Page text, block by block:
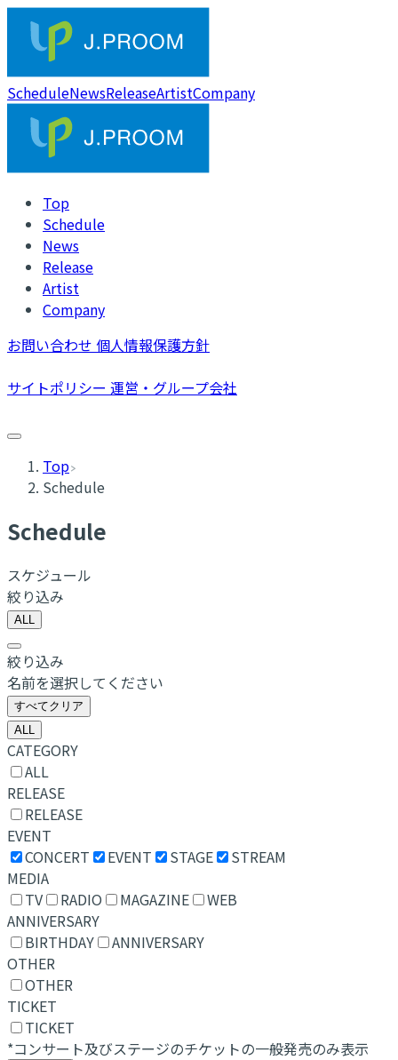
ScheduleNewsReleaseArtistCompany
Top
Schedule
News
Release
Artist
Company
お問い合わせ 個人情報保護方針
サイトポリシー 運営・グループ会社
Top
Schedule
Schedule
スケジュール
絞り込み
ALL
絞り込み
名前を選択してください
すべてクリア
ALL
CATEGORY
ALL
RELEASE
RELEASE
EVENT
CONCERT
EVENT STAGE
STREAM
MEDIA
TV
RADIO MAGAZINE
WEB
ANNIVERSARY
BIRTHDAY
ANNIVERSARY
OTHER
OTHER
TICKET
TICKET
*コンサート及びステージのチケットの一般発売のみ表示